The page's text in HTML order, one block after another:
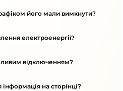
його мали вимкнути?
електроенергії?
відключенням?
на сторінці?